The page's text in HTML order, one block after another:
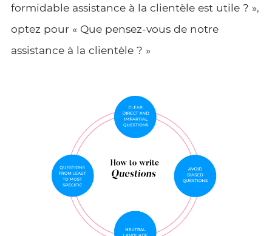
formidable assistance à la clientèle est utile ? »,
optez pour « Que pensez-vous de notre
assistance à la clientèle ? »